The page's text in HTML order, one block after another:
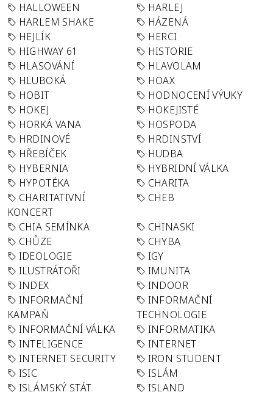
HALLOWEEN
HARLEJ
HARLEM SHAKE
HÁZENÁ
HEJLÍK
HERCI
HIGHWAY 61
HISTORIE
HLASOVÁNÍ
HLAVOLAM
HLUBOKÁ
HOAX
HOBIT
HODNOCENÍ VÝUKY
HOKEJ
HOKEJISTÉ
HORKÁ VANA
HOSPODA
HRDINOVÉ
HRDINSTVÍ
HŘEBÍČEK
HUDBA
HYBERNIA
HYBRIDNÍ VÁLKA
HYPOTÉKA
CHARITA
CHARITATIVNÍ
KONCERT
CHEB
CHIA SEMÍNKA
CHINASKI
CHŮZE
CHYBA
IDEOLOGIE
IGY
ILUSTRÁTOŘI
IMUNITA
INDEX
INDOOR
INFORMAČNÍ
KAMPAŇ
INFORMAČNÍ
TECHNOLOGIE
INFORMAČNÍ VÁLKA
INFORMATIKA
INTELIGENCE
INTERNET
INTERNET SECURITY
IRON STUDENT
ISIC
ISLÁM
ISLÁMSKÝ STÁT
ISLAND